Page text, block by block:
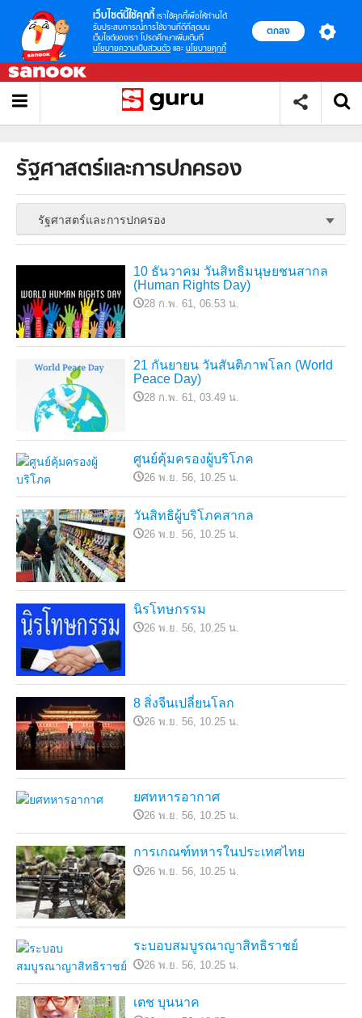
เว็บไซต์นี้ใช้คุกกี้ เราใช้คุกกี้เพื่อให้ท่านได้
รับประสบการณ์การใช้งานที่ดีที่สุดบน
เว็บไซต์ของเรา โปรดศึกษาเพิ่มเติมที่
นโยบายความเป็นส่วนตัว และ นโยบายคุกกี้
ตกลง
รัฐศาสตร์และการปกครอง
รัฐศาสตร์และการปกครอง
10 ธันวาคม วันสิทธิมนุษยชนสากล
(Human Rights Day)
28 ก.พ. 61, 06.53 น.
21 กันยายน วันสันติภาพโลก (World
Peace Day)
28 ก.พ. 61, 03.49 น.
ศูนย์คุ้มครองผู้บริโภค
26 พ.ย. 56, 10.25 น.
วันสิทธิผู้บริโภคสากล
26 พ.ย. 56, 10.25 น.
นิรโทษกรรม
26 พ.ย. 56, 10.25 น.
8 สิ่งจีนเปลี่ยนโลก
26 พ.ย. 56, 10.25 น.
ยศทหารอากาศ
26 พ.ย. 56, 10.25 น.
การเกณฑ์ทหารในประเทศไทย
26 พ.ย. 56, 10.25 น.
ระบอบสมบูรณาญาสิทธิราชย์
26 พ.ย. 56, 10.25 น.
เตช บุนนาค